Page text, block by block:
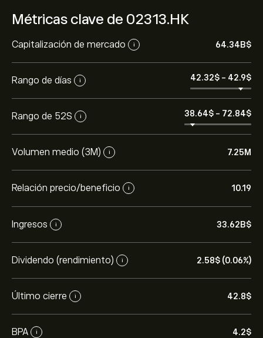
Métricas clave de 02313.HK
Capitalización de mercado i 64.34B‎$‎
Rango de días i 42.32‎$‎ - 42.9‎$‎
Rango de 52S i 38.64‎$‎ - 72.84‎$‎
Volumen medio (3M) i 7.25M
Relación precio/beneficio i 10.19
Ingresos i 33.62B‎$‎
Dividendo (rendimiento) i 2.58‎$‎ (0.06%)
Último cierre i 42.8‎$‎
BPA i 4.2‎$‎